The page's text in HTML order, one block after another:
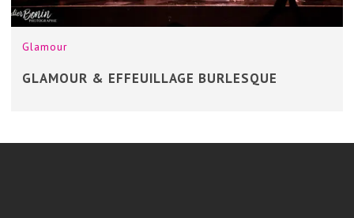
Glamour
GLAMOUR & EFFEUILLAGE BURLESQUE